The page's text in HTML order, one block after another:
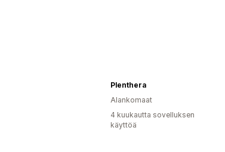
Plenthera
Alankomaat
4 kuukautta sovelluksen
käyttöä